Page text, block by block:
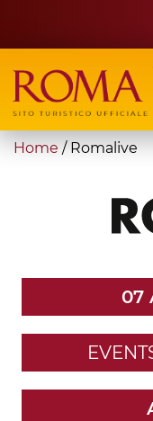
main
content
Search
form
Search
You
Home / Romalive
07